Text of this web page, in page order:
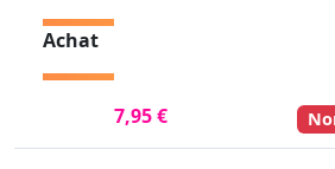
Achat
7,95 €